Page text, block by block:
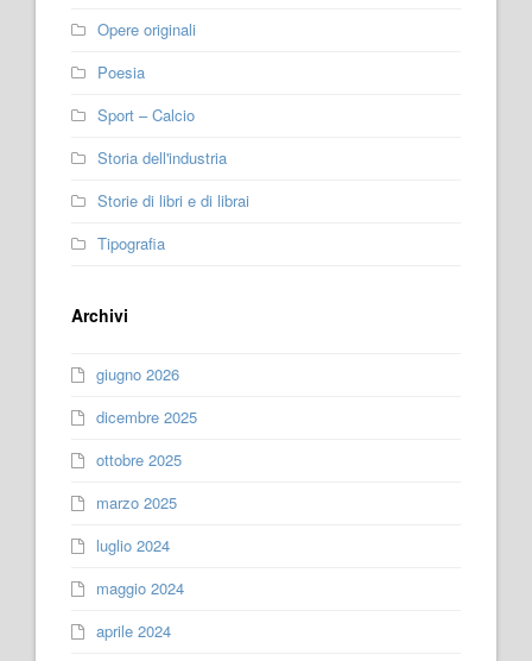
Opere originali
Poesia
Sport – Calcio
Storia dell'industria
Storie di libri e di librai
Tipografia
Archivi
giugno 2026
dicembre 2025
ottobre 2025
marzo 2025
luglio 2024
maggio 2024
aprile 2024